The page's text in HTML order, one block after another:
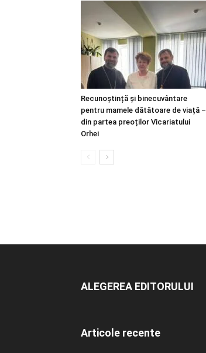
Recunoștință și binecuvântare
pentru mamele dătătoare de viață –
din partea preoților Vicariatului
Orhei
ALEGEREA EDITORULUI
Articole recente